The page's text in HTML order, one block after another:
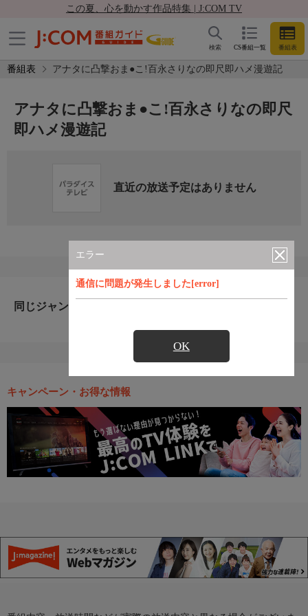
この夏、心を動かす作品特集 | J:COM TV
CS番組一覧 番組表
検索
番組表 アナタに凸撃おま●こ!百永さりなの即尺即ハメ漫遊記
エラー
通信に問題が発生しました[error]
OK
アナタに凸撃おま●こ!百永さりなの即尺
即ハメ漫遊記
直近の放送予定はありません
同じジャンルのおすすめ番組
キャンペーン・お得な情報